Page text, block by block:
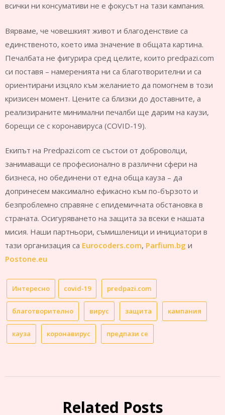
всички ни консумативи не е фокусът на тази кампания.
Вярваме, че човешкият живот и благоденствие са
единственото, което има значение в общата картина.
Печалбата не фигурира сред целите, които predpazi.com
си поставя – намеренията ни са благотворителни и са
ориентирани изцяло към желанието да помогнем в този
кризисен момент. Цените са близки до доставните, а
реализираните минимални печалби ще дарим на каузи,
борещи се с коронавируса (COVID-19).
Екипът на Predpazi.com се състои от доброволци,
занимаващи се професионално в различни сфери на
бизнеса, но обединени от една обща кауза – да
допринесем максимално ефикасно към по-бързото и
безпроблемно справяне с епидемичната обстановка в
страната. Осигуряването на защита за всеки е нашата
мисия. Наши партньори, съмишленици и инициатори в
тази организация са Eurocoders.com, Parfium.bg и
Postone.eu
Интересно covid-19 predpazi.com
благотворително вирус защита кампания
кауза коронавирус предпази се
Related Posts